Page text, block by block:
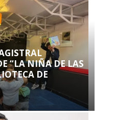
“LA NIÑA DE LAS
DE